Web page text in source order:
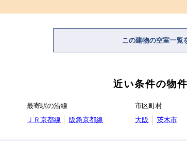
この建物の空室一覧
近い条件の物
最寄駅の沿線
ＪＲ京都線
阪急京都線
市区町村
大阪
茨木市